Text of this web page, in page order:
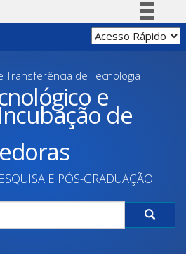
Simplifique!
Participe
Acesso à informação
Legislação
Transferência de Tecnologia
e
de
E PÓS-GRADUAÇÃO